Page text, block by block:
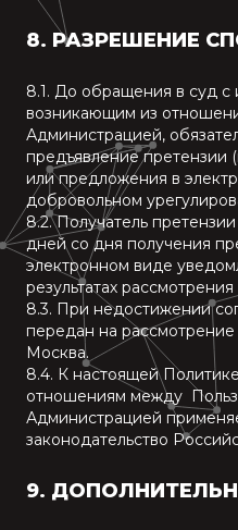
8. РАЗРЕШЕНИЕ
8.1. До обращения в суд с
возникающим из
Администрацией,
предъявление претензии
или предложения в
добровольном
8.2. Получатель
дней со дня получения
электронном виде
результатах
8.3. При недостижении
передан на
Москва.
8.4. К настоящей
отношениям между
Администрацией
законодательство
9.